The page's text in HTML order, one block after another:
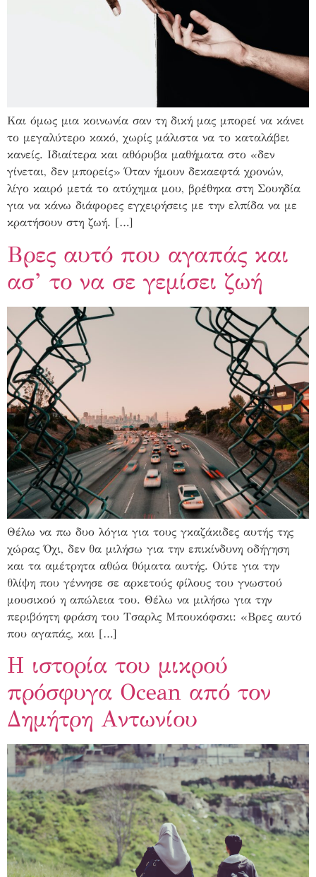
Και όμως μια κοινωνία σαν τη δική μας μπορεί να κάνει
το μεγαλύτερο κακό, χωρίς μάλιστα να το καταλάβει
κανείς. Ιδιαίτερα και αθόρυβα μαθήματα στο «δεν
γίνεται, δεν μπορείς» Όταν ήμουν δεκαεφτά χρονών,
λίγο καιρό μετά το ατύχημα μου, βρέθηκα στη Σουηδία
για να κάνω διάφορες εγχειρήσεις με την ελπίδα να με
κρατήσουν στη ζωή. […]
Βρες αυτό που αγαπάς και
ασ’ το να σε γεμίσει ζωή
Θέλω να πω δυο λόγια για τους γκαζάκιδες αυτής της
χώρας Όχι, δεν θα μιλήσω για την επικίνδυνη οδήγηση
και τα αμέτρητα αθώα θύματα αυτής. Ούτε για την
θλίψη που γέννησε σε αρκετούς φίλους του γνωστού
μουσικού η απώλεια του. Θέλω να μιλήσω για την
περιβόητη φράση του Τσαρλς Μπουκόφσκι: «Βρες αυτό
που αγαπάς, και […]
Η ιστορία του μικρού
πρόσφυγα Ocean από τον
Δημήτρη Αντωνίου